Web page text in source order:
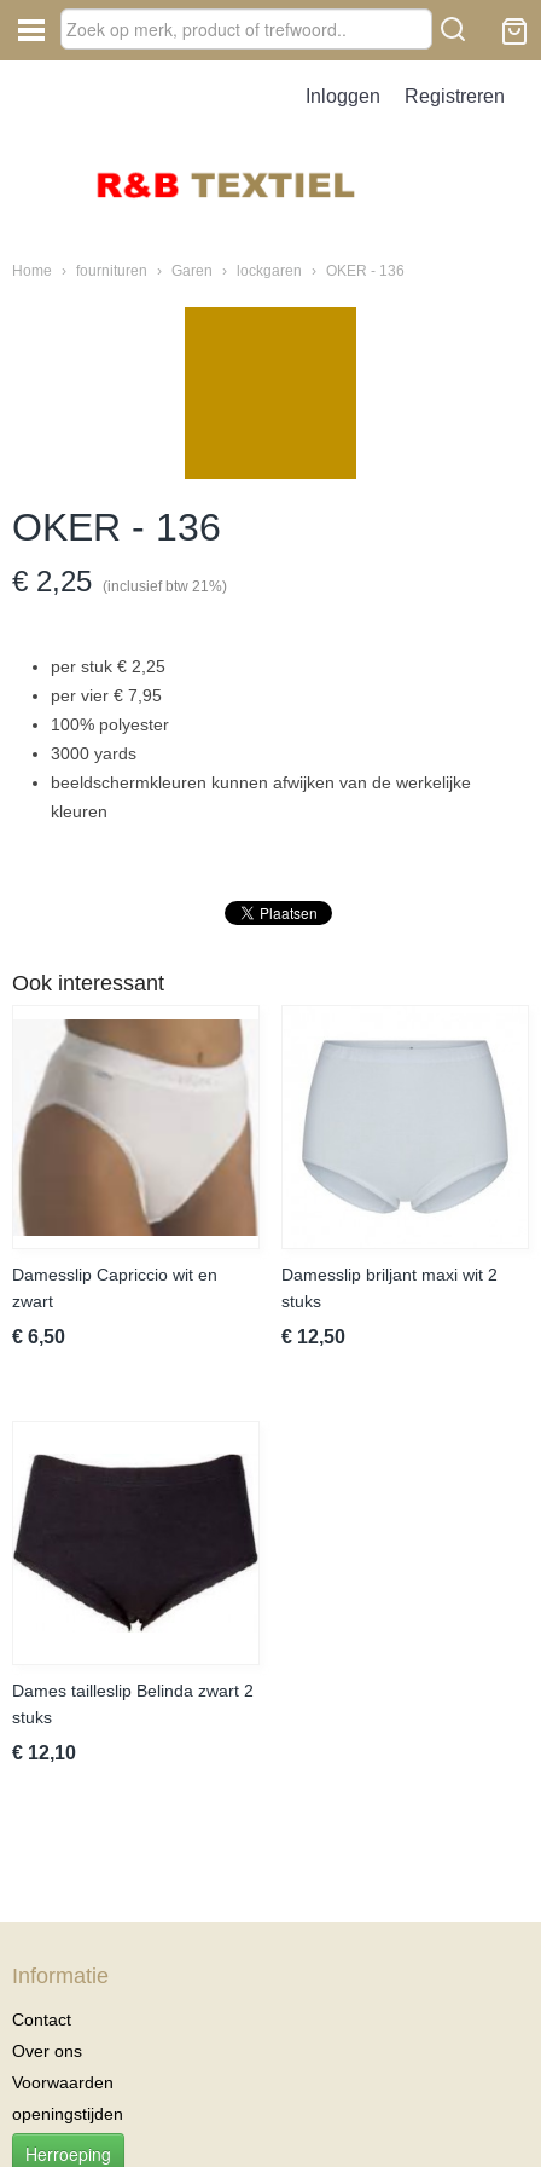
Inloggen Registreren
Home › fournituren › Garen › lockgaren › OKER - 136
OKER - 136
€ 2,25 (inclusief btw 21%)
per stuk € 2,25
per vier € 7,95
100% polyester
3000 yards
beeldschermkleuren kunnen afwijken van de werkelijke
kleuren
Ook interessant
Damesslip Capriccio wit en
zwart
€ 6,50
Damesslip briljant maxi wit 2
stuks
€ 12,50
Dames tailleslip Belinda zwart 2
stuks
€ 12,10
Informatie
Contact
Over ons
Voorwaarden
openingstijden
Herroeping